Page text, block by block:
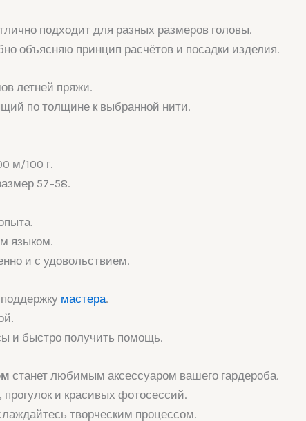
подходит для разных размеров головы.
объясняю принцип расчётов и посадки изделия.
летней пряжи.
по толщине к выбранной нити.
м/100 г.
57–58.
языком.
и с удовольствием.
мастера.
и быстро получить помощь.
станет любимым аксессуаром вашего гардероба.
и красивых фотосессий.
творческим процессом.